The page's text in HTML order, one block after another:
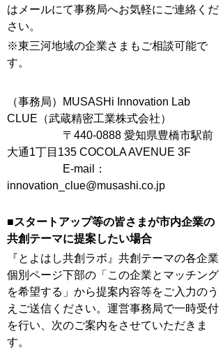
はメールにて事務局へお気軽にご連絡くだ
さい。
※東三河地域の企業さまもご相談可能で
す。
（事務局）MUSASHi Innovation Lab
CLUE（武蔵精密工業株式会社）
〒440-0888 愛知県豊橋市駅前
大通1丁目135 COCOLA AVENUE 3F
E-mail：
innovation_clue@musashi.co.jp
■スタートアップ等の皆さまが市内企業の
共創テーマに提案したい場合
『とよはし共創ラボ』共創テーマの各企業
個別ページ下部の「この企業とマッチング
を希望する」から提案内容等をご入力のう
えご送信ください。運営事務局で一時受付
を行い、次のご案内をさせていただきま
す。